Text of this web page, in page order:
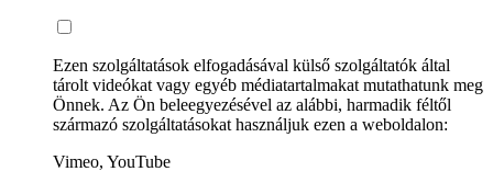
Ezen szolgáltatások elfogadásával külső szolgáltatók által
tárolt videókat vagy egyéb médiatartalmakat mutathatunk meg
Önnek. Az Ön beleegyezésével az alábbi, harmadik féltől
származó szolgáltatásokat használjuk ezen a weboldalon:
Vimeo, YouTube